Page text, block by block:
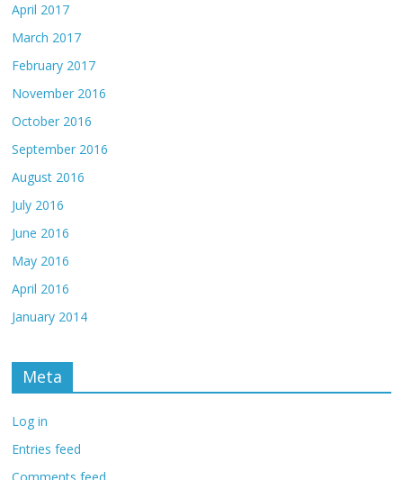
April 2017
March 2017
February 2017
November 2016
October 2016
September 2016
August 2016
July 2016
June 2016
May 2016
April 2016
January 2014
Meta
Log in
Entries feed